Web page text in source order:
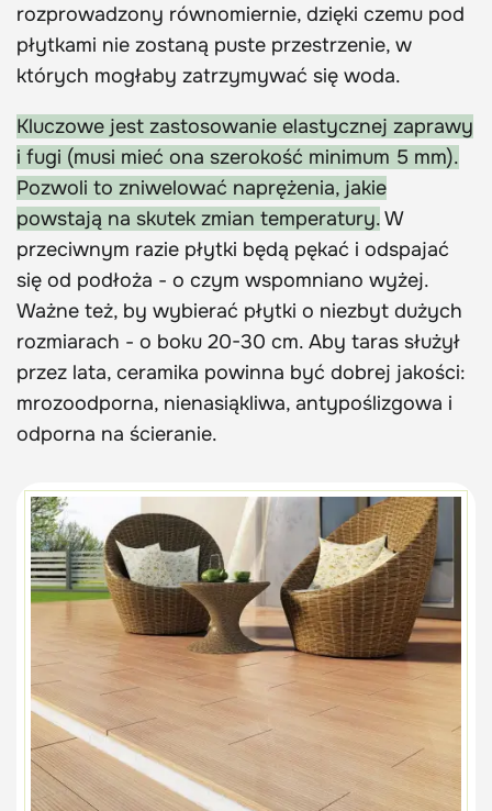
rozprowadzony równomiernie, dzięki czemu pod
płytkami nie zostaną puste przestrzenie, w
których mogłaby zatrzymywać się woda.
Kluczowe jest zastosowanie elastycznej zaprawy
i fugi (musi mieć ona szerokość minimum 5 mm).
Pozwoli to zniwelować naprężenia, jakie
powstają na skutek zmian temperatury.W
przeciwnym razie płytki będą pękać i odspajać
się od podłoża - o czym wspomniano wyżej.
Ważne też, by wybierać płytki o niezbyt dużych
rozmiarach - o boku 20-30 cm. Aby taras służył
przez lata, ceramika powinna być dobrej jakości:
mrozoodporna, nienasiąkliwa, antypoślizgowa i
odporna na ścieranie.